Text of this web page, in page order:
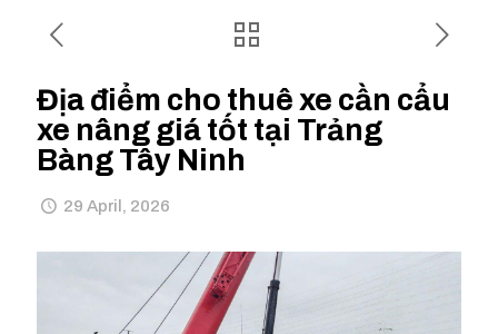
Địa điểm cho thuê xe cần cẩu
xe nâng giá tốt tại Trảng
Bàng Tây Ninh
29 April, 2026